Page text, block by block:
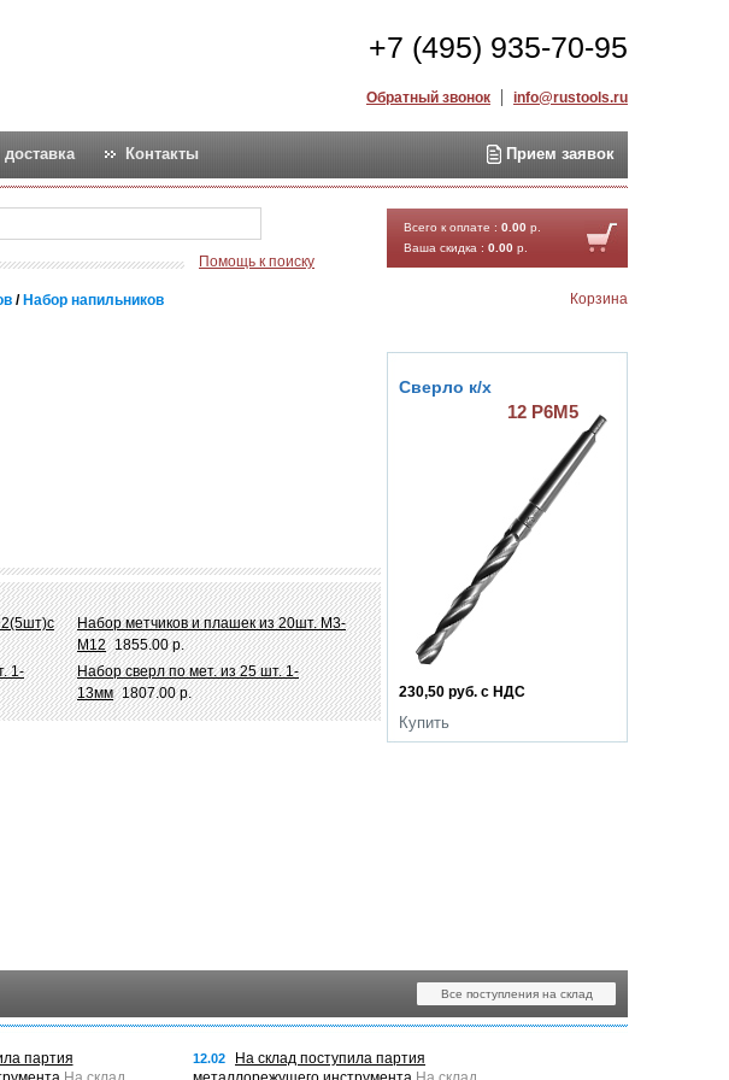
+7 (495) 935-70-95
Обратный звонок info@rustools.ru
Контакты Прием заявок
Помощь к поиску
Всего к оплате : 0.00 р.
Ваша скидка : 0.00 р.
Корзина
/ Набор напильников
Набор метчиков и плашек из 20шт. М3-
М12 1855.00 р.
1-
Набор сверл по мет. из 25 шт. 1-
13мм 1807.00 р. 230,50 руб. с НДС
Купить
Сверло к/х
12 Р6М5
Все поступления на склад
партия
12.02
На склад поступила партия